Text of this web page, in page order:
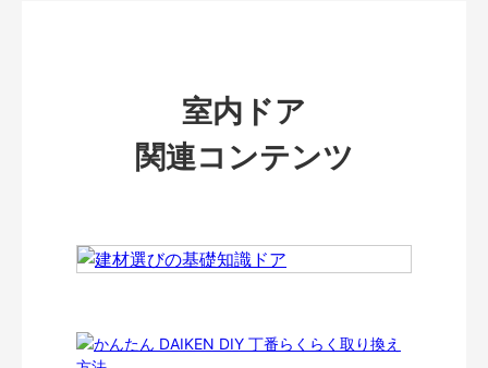
室内ドア
関連コンテンツ